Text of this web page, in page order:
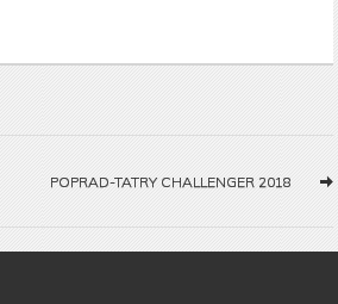
POPRAD-TATRY CHALLENGER 2018